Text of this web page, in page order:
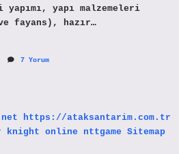
yapı malzemeleri
fayans), hazır…
7 Yorum
https://ataksantarim.com.tr
knight online nttgame Sitemap